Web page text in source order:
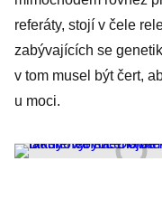
referáty, stojí v čele
zabývajících se
v tom musel být čert,
u moci.